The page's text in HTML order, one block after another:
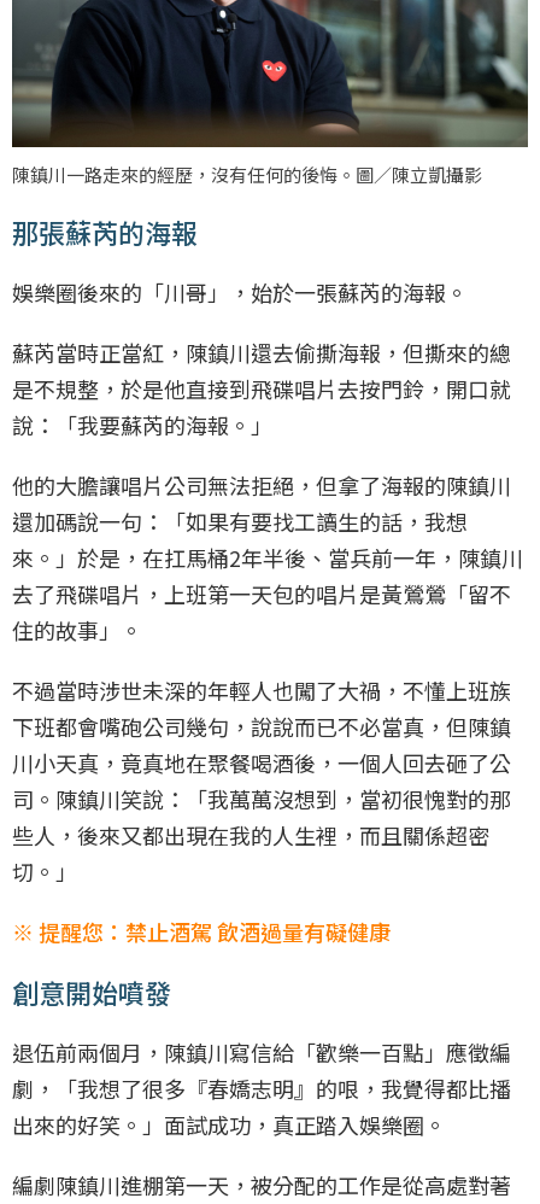
陳鎮川一路走來的經歷，沒有任何的後悔。圖／陳立凱攝影
那張蘇芮的海報
娛樂圈後來的「川哥」，始於一張蘇芮的海報。
蘇芮當時正當紅，陳鎮川還去偷撕海報，但撕來的總
是不規整，於是他直接到飛碟唱片去按門鈴，開口就
說：「我要蘇芮的海報。」
他的大膽讓唱片公司無法拒絕，但拿了海報的陳鎮川
還加碼說一句：「如果有要找工讀生的話，我想
來。」於是，在扛馬桶2年半後、當兵前一年，陳鎮川
去了飛碟唱片，上班第一天包的唱片是黃鶯鶯「留不
住的故事」。
不過當時涉世未深的年輕人也闖了大禍，不懂上班族
下班都會嘴砲公司幾句，說說而已不必當真，但陳鎮
川小天真，竟真地在聚餐喝酒後，一個人回去砸了公
司。陳鎮川笑說：「我萬萬沒想到，當初很愧對的那
些人，後來又都出現在我的人生裡，而且關係超密
切。」
※ 提醒您：禁止酒駕 飲酒過量有礙健康
創意開始噴發
退伍前兩個月，陳鎮川寫信給「歡樂一百點」應徵編
劇，「我想了很多『春嬌志明』的哏，我覺得都比播
出來的好笑。」面試成功，真正踏入娛樂圈。
編劇陳鎮川進棚第一天，被分配的工作是從高處對著